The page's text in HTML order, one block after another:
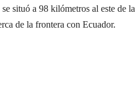
situó a 98 kilómetros al este de la
de la frontera con Ecuador.